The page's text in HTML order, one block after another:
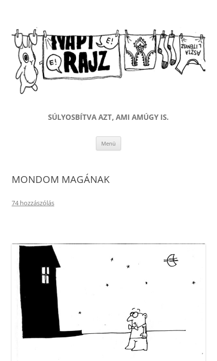
SÚLYOSBÍTVA AZT, AMI AMÚGY IS.
Menü
MONDOM MAGÁNAK
74 hozzászólás